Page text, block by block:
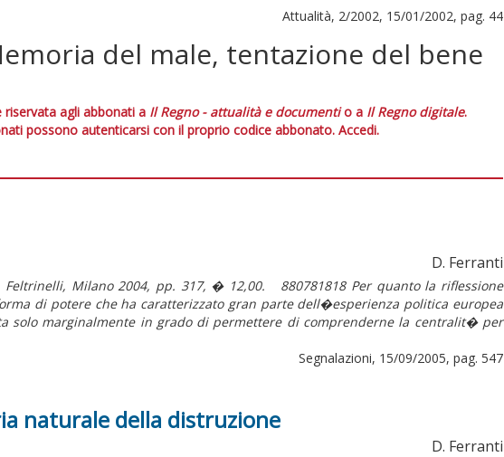
Attualità, 2/2002, 15/01/2002, pag. 44
del male, tentazione del bene
agli abbonati a Il Regno - attualità e documentio a Il Regno digitale.
possono autenticarsi con il proprio codice abbonato. Accedi.
D. Ferranti
Feltrinelli, Milano 2004, pp. 317, � 12,00. 880781818 Per quanto la riflessione
di potere che ha caratterizzato gran parte dell�esperienza politica europea
solo marginalmente in grado di permettere di comprenderne la centralit� per
Segnalazioni, 15/09/2005, pag. 547
naturale della distruzione
D. Ferranti